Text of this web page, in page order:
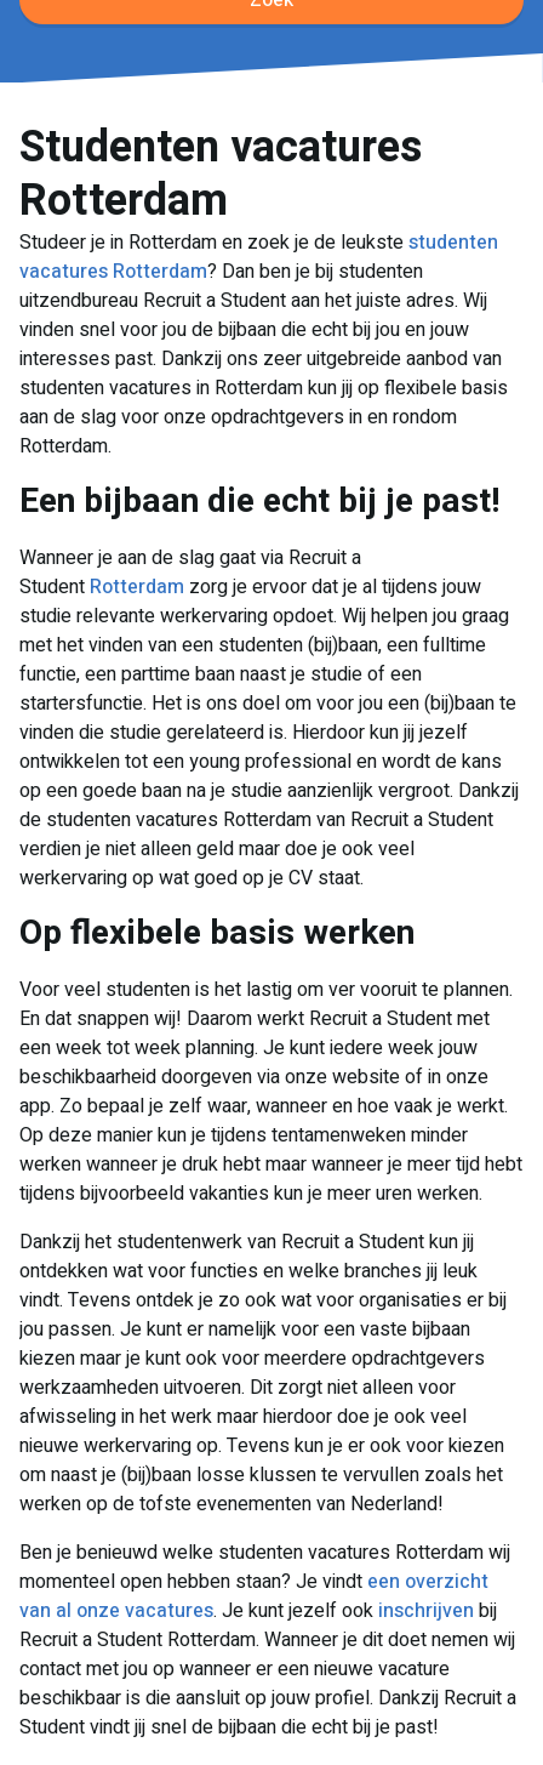
Studenten vacatures
Rotterdam
Studeer je in Rotterdam en zoek je de leukstestudenten
vacatures Rotterdam? Dan ben je bij studenten
uitzendbureau Recruit a Student aan het juiste adres. Wij
vinden snel voor jou de bijbaan die echt bij jou en jouw
interesses past. Dankzij ons zeer uitgebreide aanbod van
studenten vacatures in Rotterdam kun jij op flexibele basis
aan de slag voor onze opdrachtgevers in en rondom
Rotterdam.
Een bijbaan die echt bij je past!
Wanneer je aan de slag gaat via Recruit a
Student Rotterdam zorg je ervoor dat je al tijdens jouw
studie relevante werkervaring opdoet. Wij helpen jou graag
met het vinden van een studenten (bij)baan, een fulltime
functie, een parttime baan naast je studie of een
startersfunctie. Het is ons doel om voor jou een (bij)baan te
vinden die studie gerelateerd is. Hierdoor kun jij jezelf
ontwikkelen tot een young professional en wordt de kans
op een goede baan na je studie aanzienlijk vergroot. Dankzij
de studenten vacatures Rotterdam van Recruit a Student
verdien je niet alleen geld maar doe je ook veel
werkervaring op wat goed op je CV staat.
​Op flexibele basis werken
Voor veel studenten is het lastig om ver vooruit te plannen.
En dat snappen wij! Daarom werkt Recruit a Student met
een week tot week planning. Je kunt iedere week jouw
beschikbaarheid doorgeven via onze website of in onze
app. Zo bepaal je zelf waar, wanneer en hoe vaak je werkt.
Op deze manier kun je tijdens tentamenweken minder
werken wanneer je druk hebt maar wanneer je meer tijd hebt
tijdens bijvoorbeeld vakanties kun je meer uren werken.
Dankzij het studentenwerk van Recruit a Student kun jij
ontdekken wat voor functies en welke branches jij leuk
vindt. Tevens ontdek je zo ook wat voor organisaties er bij
jou passen. Je kunt er namelijk voor een vaste bijbaan
kiezen maar je kunt ook voor meerdere opdrachtgevers
werkzaamheden uitvoeren. Dit zorgt niet alleen voor
afwisseling in het werk maar hierdoor doe je ook veel
nieuwe werkervaring op. Tevens kun je er ook voor kiezen
om naast je (bij)baan losse klussen te vervullen zoals het
werken op de tofste evenementen van Nederland!
Ben je benieuwd welke studenten vacatures Rotterdam wij
momenteel open hebben staan? Je vindt een overzicht
van al onze vacatures. Je kunt jezelf ook inschrijven bij
Recruit a Student Rotterdam. Wanneer je dit doet nemen wij
contact met jou op wanneer er een nieuwe vacature
beschikbaar is die aansluit op jouw profiel. Dankzij Recruit a
Student vindt jij snel de bijbaan die echt bij je past!